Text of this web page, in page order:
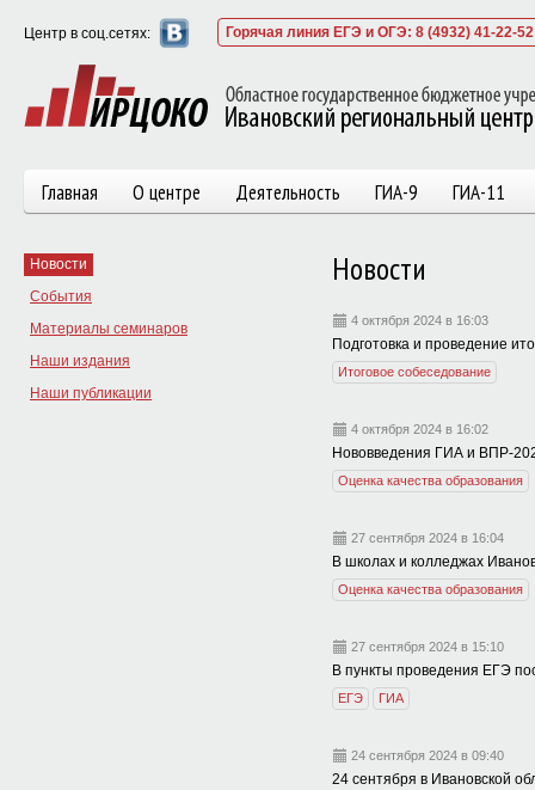
Центр в соц.сетях: Горячая линия ЕГЭ и ОГЭ: 8 (4932) 41-22-
Главная О центре Деятельность ГИА-9 ГИА-11
Новости
События
Материалы семинаров
Наши издания
Наши публикации
Новости
4 октября 2024 в 16:03
Подготовка и проведение
Итоговое собеседование
4 октября 2024 в 16:02
Нововведения ГИА и ВПР-
Оценка качества образования
27 сентября 2024 в 16:04
В школах и колледжах
Оценка качества образования
27 сентября 2024 в 15:10
В пункты проведения ЕГЭ
ЕГЭ ГИА
24 сентября 2024 в 09:40
24 сентября в Ивановской